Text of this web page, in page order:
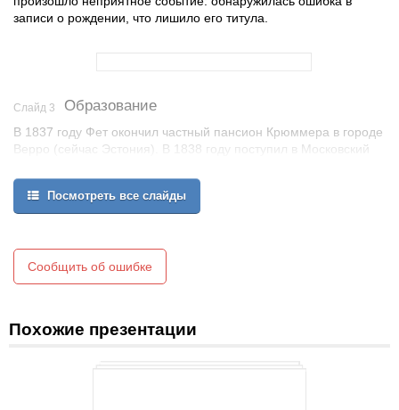
записи о рождении, что лишило его титула.
Слайд 3 Образование
В 1837 году Фет окончил частный пансион Крюммера в городе
Верро (сейчас Эстония). В 1838 году поступил в Московский
литературой. Окончил университет в 1844 году.
Посмотреть все слайды
Сообщить об ошибке
Похожие презентации